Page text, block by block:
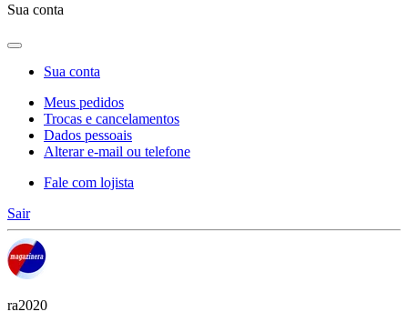
Sua conta
Sua conta
Meus pedidos
Trocas e cancelamentos
Dados pessoais
Alterar e-mail ou telefone
Fale com lojista
Sair
ra2020